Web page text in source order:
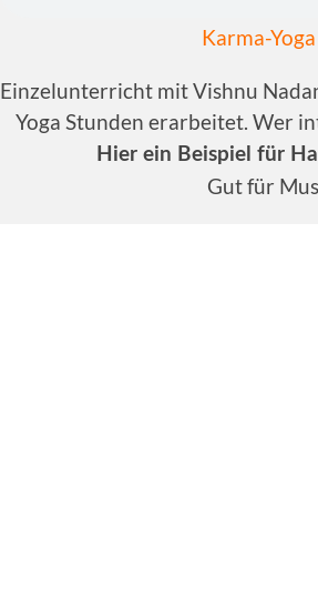
Karma-
Einzelunterricht mit Vishnu
Yoga Stunden erarbeitet. Wer
Hier ein Beispiel für
Gut für